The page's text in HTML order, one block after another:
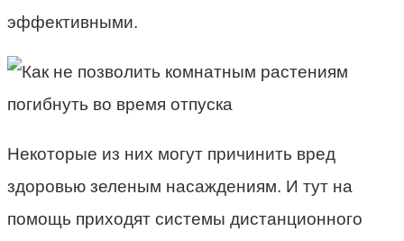
эффективными.
Некоторые из них могут причинить вред
здоровью зеленым насаждениям. И тут на
помощь приходят системы дистанционного